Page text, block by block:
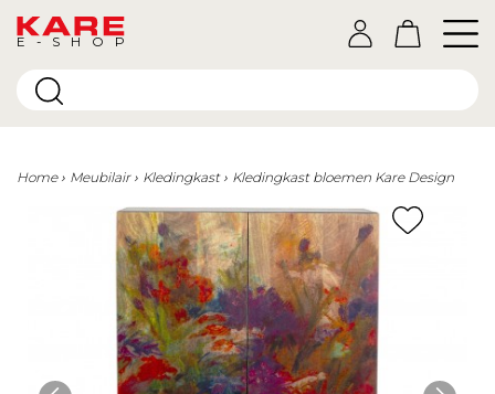
E-SHOP
Home Meubilair Kledingkast Kledingkast bloemen Kare Design